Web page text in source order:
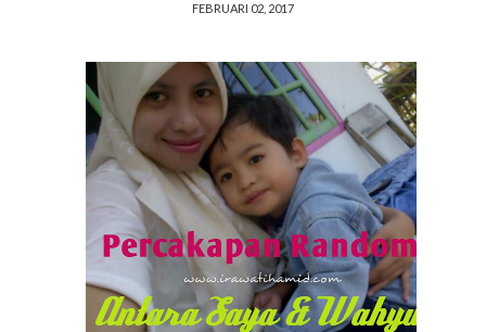
FEBRUARI 02, 2017